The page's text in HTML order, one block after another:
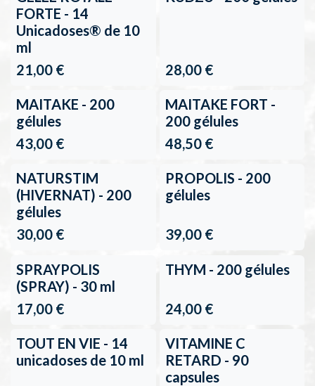
FORTE - 14
Unicadoses® de 10
ml
21,00 €
Terug op voorraad
28,00€
1 ACHETÉ = 1 OFFERT
MAITAKE - 200
gélules
43,00 €
Verkoop
MAITAKE FORT -
200 gélules
48,50€
NATURSTIM
(HIVERNAT) - 200
gélules
30,00 €
PROPOLIS - 200
gélules
39,00€
SPRAYPOLIS
(SPRAY) - 30 ml
17,00 €
THYM - 200 gélules
24,00€
TOUT EN VIE - 14
unicadoses de 10 ml
VITAMINE C
RETARD - 90
capsules